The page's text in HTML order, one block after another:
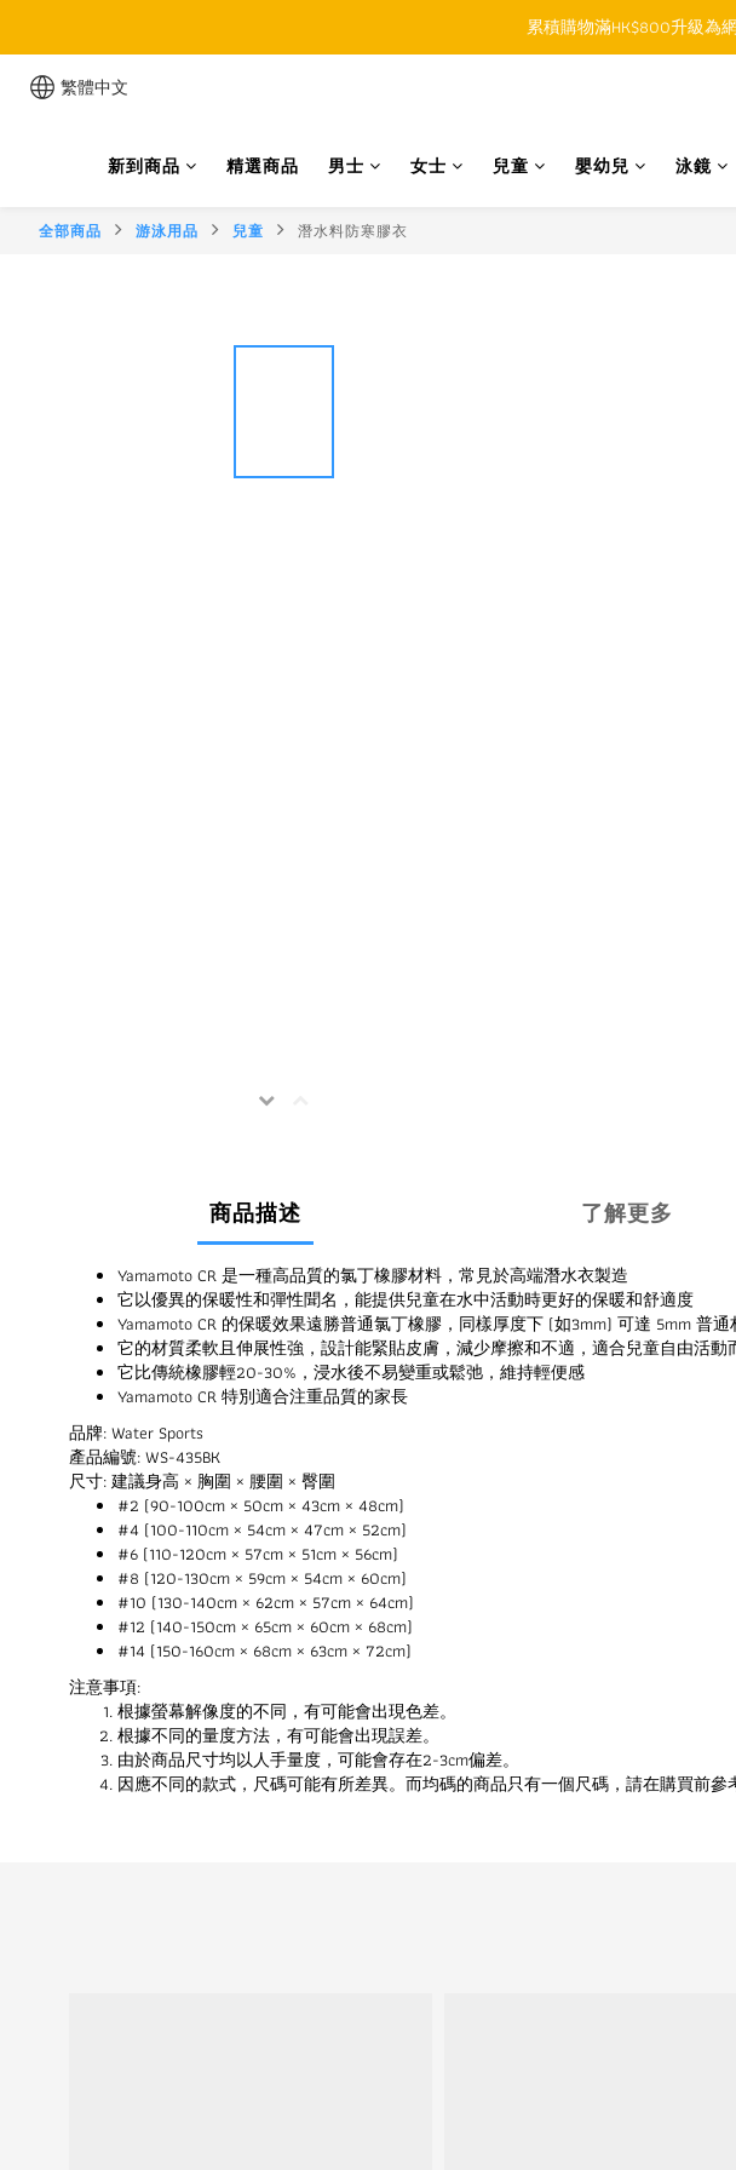
順豐香港
累積購物滿HK$800升級為
繁體中文
新到商品 精選商品 男士 女士 兒童 嬰幼兒 泳鏡
全部商品 游泳用品 兒童 潛水料防寒膠衣
商品描述 了解更多
Yamamoto CR 是一種高品質的氯丁橡膠材料，常見於高端潛水衣製造
它以優異的保暖性和彈性聞名，能提供兒童在水中活動時更好的保暖和舒適度
Yamamoto CR 的保暖效果遠勝普通氯丁橡膠，同樣厚度下 (如3mm) 可達 5mm
它的材質柔軟且伸展性強，設計能緊貼皮膚，減少摩擦和不適，適合兒童自由活動
它比傳統橡膠輕20-30%，浸水後不易變重或鬆弛，維持輕便感
Yamamoto CR 特別適合注重品質的家長
品牌: Water Sports
產品編號: WS-435BK
尺寸: 建議身高 × 胸圍 × 腰圍 × 臀圍
#2 (90-100cm × 50cm × 43cm × 48cm)
#4 (100-110cm × 54cm × 47cm × 52cm)
#6 (110-120cm × 57cm × 51cm × 56cm)
#8 (120-130cm × 59cm × 54cm × 60cm)
#10 (130-140cm × 62cm × 57cm × 64cm)
#12 (140-150cm × 65cm × 60cm × 68cm)
#14 (150-160cm × 68cm × 63cm × 72cm)
注意事項:
根據螢幕解像度的不同，有可能會出現色差。
根據不同的量度方法，有可能會出現誤差。
由於商品尺寸均以人手量度，可能會存在2-3cm偏差。
因應不同的款式，尺碼可能有所差異。而均碼的商品只有一個尺碼，請在購買前參